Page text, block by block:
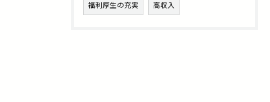
福利厚生の充実 高収入